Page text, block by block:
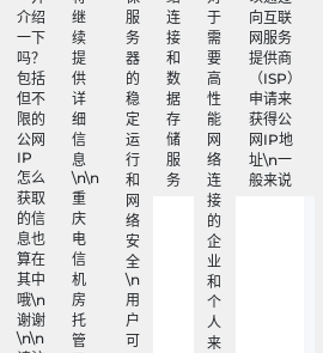
介绍
一下
吗？
包括
但不
限的
公网
IP
怎么
获取
的信
息也
算在
其中
哦\n
谢谢
\n\n
继
续
提
供
详
细
信
息
\n\n
重
庆
电
信
机
房
托
管
服
务
器
的
稳
定
运
行
和
网
络
安
全
\n
用
户
可
连
接
和
数
据
存
储
服
务
于
需
要
高
性
能
网
络
连
接
的
企
业
和
个
人
来
向互联
网服务
提供商
（ISP）
申请来
获得公
网IP地
址\n一
般来说